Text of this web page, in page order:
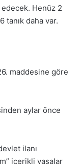
edecek. Henüz 2
tanık daha var.
maddesine göre
aylar önce
ilanı
içerikli yasalar